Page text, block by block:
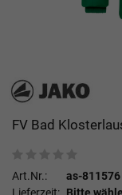
FV Bad
Art.Nr.:
as-811576
Lieferzeit: Bitte